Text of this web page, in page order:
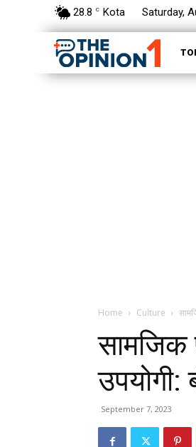
28.8 C Kota Saturday,
Home Culture
सामजिक
उपयोगी:
September 7, 2023